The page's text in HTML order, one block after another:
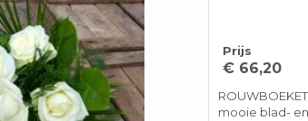
Prijs
€ 66,20
mooie blad-